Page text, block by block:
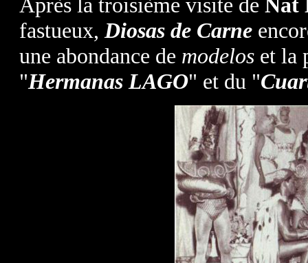
fastueux, Diosas de Carne
une abondance de modeloset la
"Hermanas LAGO" et du "